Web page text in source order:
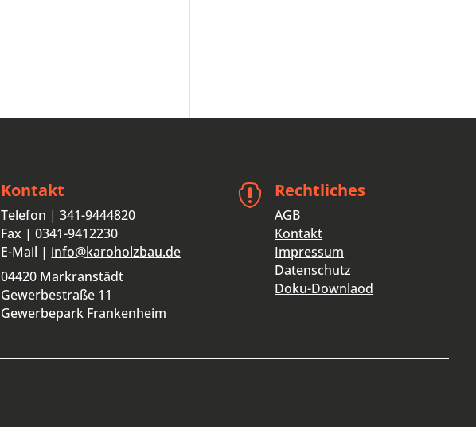
Kontakt
Telefon | 341-9444820
Fax | 0341-9412230
E-Mail | info@karoholzbau.de
04420 Markranstädt
Gewerbestraße 11
Gewerbepark Frankenheim
 Rechtliches
AGB
Kontakt
Impressum
Datenschutz
Doku-Downlaod